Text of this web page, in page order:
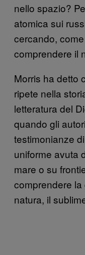
nello spazio?
atomica sui
cercando,
comprendere il
Morris ha detto
ripete nella
letteratura del
quando gli
testimonianze
uniforme avuta
mare o su
comprendere
natura, il